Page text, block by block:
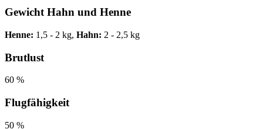
Gewicht Hahn und Henne
Henne: 1,5 - 2 kg, Hahn: 2 - 2,5 kg
Brutlust
60 %
Flugfähigkeit
50 %